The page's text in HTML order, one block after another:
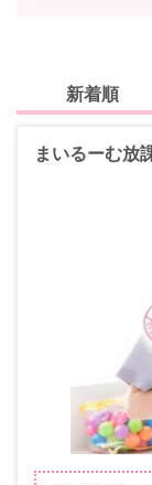
新着順
まいるーむ放